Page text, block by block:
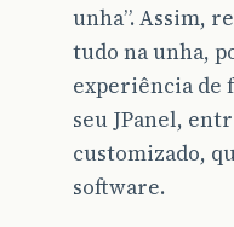
unha”. Assim,
tudo na unha,
experiência de
seu JPanel,
customizado,
software.